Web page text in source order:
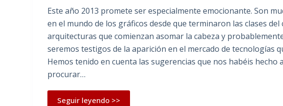
Este año 2013 promete ser especialmente emocionante. Son
en el mundo de los gráficos desde que terminaron las clases
arquitecturas que comienzan asomar la cabeza y
seremos testigos de la aparición en el mercado de tecnologías
Hemos tenido en cuenta las sugerencias que nos habéis
procurar…
Seguir leyendo >>